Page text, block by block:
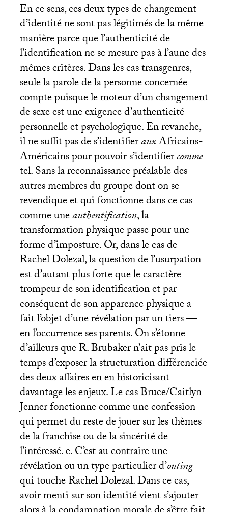
En ce sens, ces deux types de changement
d’identité ne sont pas légitimés de la même
manière parce que l’authenticité de
l’identification ne se mesure pas à l’aune des
mêmes critères. Dans les cas transgenres,
seule la parole de la personne concernée
compte puisque le moteur d’un changement
de sexe est une exigence d’authenticité
personnelle et psychologique. En revanche,
il ne suffit pas de s’identifierauxAfricains-
Américains pour pouvoir s’identifiercomme
tel. Sans la reconnaissance préalable des
autres membres du groupe dont on se
revendique et qui fonctionne dans ce cas
comme uneauthentification, la
transformation physique passe pour une
forme d’imposture. Or, dans le cas de
Rachel Dolezal, la question de l’usurpation
est d’autant plus forte que le caractère
trompeur de son identification et par
conséquent de son apparence physique a
fait l’objet d’une révélation par un tiers —
en l’occurrence ses parents. On s’étonne
d’ailleurs que R. Brubaker n’ait pas pris le
temps d’exposer la structuration différenciée
des deux affaires en en historicisant
davantage les enjeux. Le cas Bruce/Caitlyn
Jenner fonctionne comme une confession
qui permet du reste de jouer sur les thèmes
de la franchise ou de la sincérité de
l’intéressé. e. C’est au contraire une
révélation ou un type particulier d’outing
qui touche Rachel Dolezal. Dans ce cas,
avoir menti sur son identité vient s’ajouter